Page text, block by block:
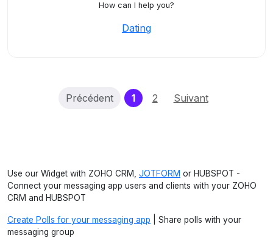
How can I help you?
Dating
Précédent 1(current)
2 Suivant
Use our Widget with ZOHO CRM, JOTFORM or HUBSPOT -
Connect your messaging app users and clients with your ZOHO
CRM and HUBSPOT
Create Polls for your messaging app | Share polls with your
messaging group